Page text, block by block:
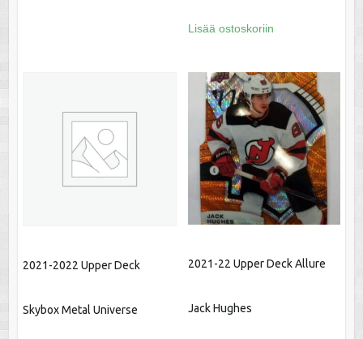
Lisää ostoskoriin
2021-2022 Upper Deck
Skybox Metal Universe
2021-22 Upper Deck Allure
Jack Hughes